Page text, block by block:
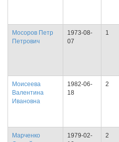
Мосоров Петр
Петрович
1973-08-
07
1
Моисеева
Валентина
Ивановна
1982-06-
18
2
Марченко
1979-02-
2